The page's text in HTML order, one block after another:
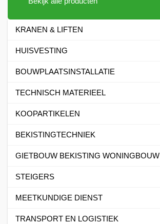
KRANEN & LIFTEN
HUISVESTING
BOUWPLAATSINSTALLATIE
TECHNISCH MATERIEEL
KOOPARTIKELEN
BEKISTINGTECHNIEK
GIETBOUW BEKISTING WONINGBOUW
STEIGERS
MEETKUNDIGE DIENST
TRANSPORT EN LOGISTIEK